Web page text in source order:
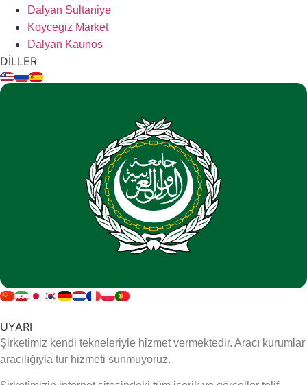
Dalyan Sultaniye
Koycegiz Market
Dalyan Kaunos
DİLLER
UYARI
Şirketimiz kendi tekneleriyle hizmet vermektedir. Aracı kurumlar
aracılığıyla tur hizmeti sunmuyoruz.